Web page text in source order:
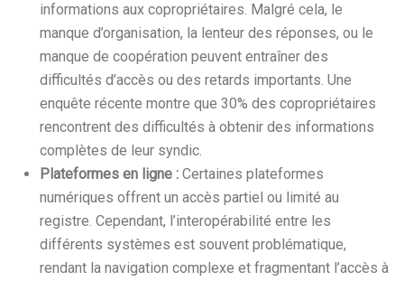
informations aux copropriétaires. Malgré cela, le
manque d’organisation, la lenteur des réponses, ou le
manque de coopération peuvent entraîner des
difficultés d’accès ou des retards importants. Une
enquête récente montre que 30% des copropriétaires
rencontrent des difficultés à obtenir des informations
complètes de leur syndic.
Plateformes en ligne : Certaines plateformes
numériques offrent un accès partiel ou limité au
registre. Cependant, l’interopérabilité entre les
différents systèmes est souvent problématique,
rendant la navigation complexe et fragmentant l’accès à